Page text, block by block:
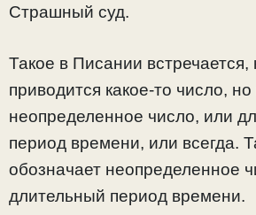
Страшный суд.
Такое в Писании встречается,
приводится какое-то число,
неопределенное число, или
период времени, или всегда.
обозначает неопределенное
длительный период времени.